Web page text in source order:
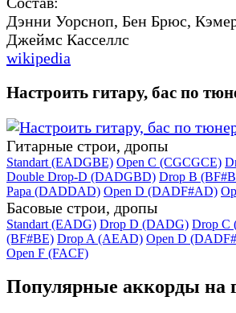
Дэнни Уорсноп, Бен Брюс,
Джеймс Касселлс
wikipedia
Настроить гитару, бас по
Гитарные строи, дропы
Standart (EADGBE) Open C (CGCGCE)
Double Drop-D (DADGBD) Drop B
Papa (DADDAD) Open D (DADF#AD)
Басовые строи, дропы
Standart (EADG) Drop D (DADG) Drop C
(BF#BE) Drop A (AEAD) Open D
Open F (FACF)
Популярные аккорды на